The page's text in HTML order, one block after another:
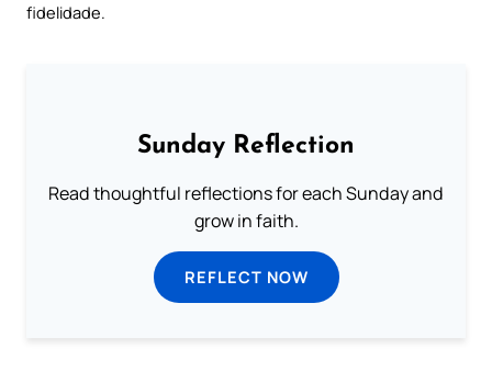
fidelidade.
Sunday Reflection
Read thoughtful reflections for each Sunday and
grow in faith.
REFLECT NOW